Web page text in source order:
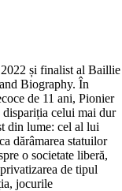
și finalist al Baillie
Biography. În
de 11 ani, Pionier
dispariția celui mai dur
din lume: cel al lui
dărâmarea statuilor
o societate liberă,
de tipul
jocurile